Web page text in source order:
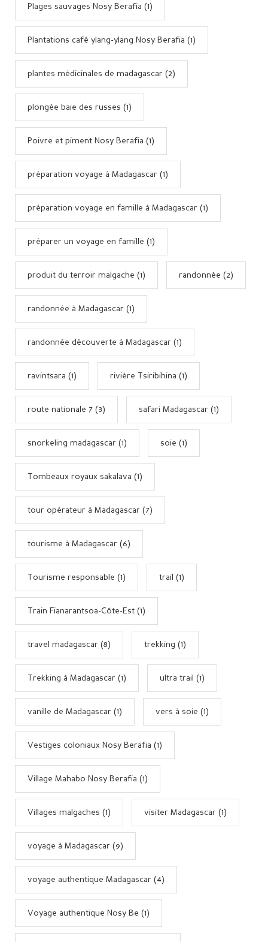
Plages sauvages Nosy Berafia (1)
Plantations café ylang-ylang Nosy Berafia (1)
plantes médicinales de madagascar (2)
plongée baie des russes (1)
Poivre et piment Nosy Berafia (1)
préparation voyage à Madagascar (1)
préparation voyage en famille à Madagascar (1)
préparer un voyage en famille (1)
produit du terroir malgache (1) randonnée (2)
randonnée à Madagascar (1)
randonnée découverte à Madagascar (1)
ravintsara (1) rivière Tsiribihina (1)
route nationale 7 (3) safari Madagascar (1)
snorkeling madagascar (1) soie (1)
Tombeaux royaux sakalava (1)
tour opérateur à Madagascar (7)
tourisme à Madagascar (6)
Tourisme responsable (1) trail (1)
Train Fianarantsoa-Côte-Est (1)
travel madagascar (8) trekking (1)
Trekking à Madagascar (1) ultra trail (1)
vanille de Madagascar (1) vers à soie (1)
Vestiges coloniaux Nosy Berafia (1)
Village Mahabo Nosy Berafia (1)
Villages malgaches (1) visiter Madagascar (1)
voyage à Madagascar (9)
voyage authentique Madagascar (4)
Voyage authentique Nosy Be (1)